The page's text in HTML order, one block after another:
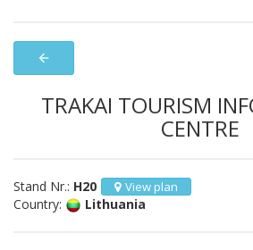
arrow_back
TRAKAI TOURISM
CENTRE
Stand Nr.: H20 View plan
Country: Lithuania